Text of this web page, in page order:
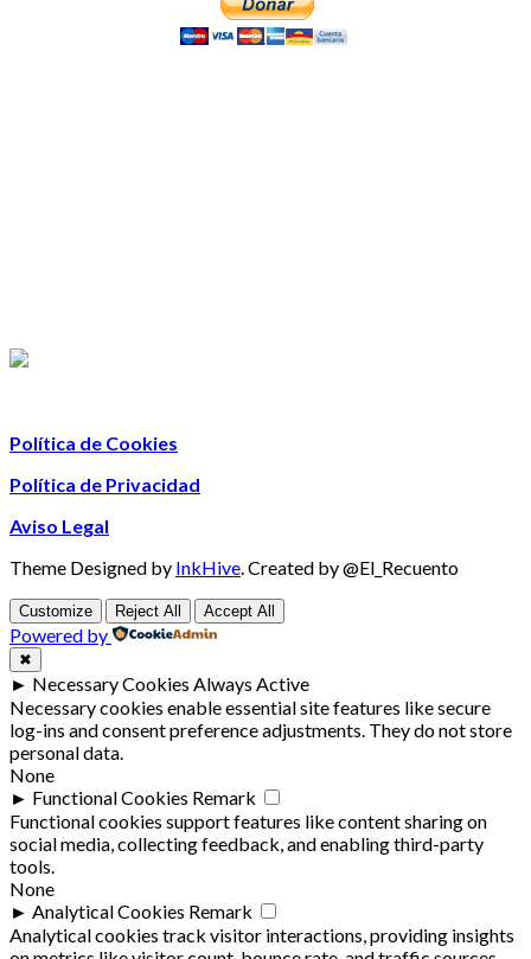
Política de Cookies
Política de Privacidad
Aviso Legal
Theme Designed by InkHive Created by @El_Recuento
Customize Reject All Accept All
Powered by
✖
► Necessary Cookies Always Active
Necessary cookies enable essential site features like secure
log-ins and consent preference adjustments. They do not store
personal data.
None
► Functional Cookies Remark
Functional cookies support features like content sharing on
social media, collecting feedback, and enabling third-party
tools.
None
► Analytical Cookies Remark
Analytical cookies track visitor interactions, providing insights